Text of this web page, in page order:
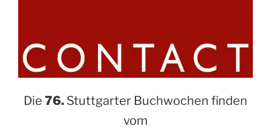
Die 76. Stuttgarter Buchwochen finden
vom